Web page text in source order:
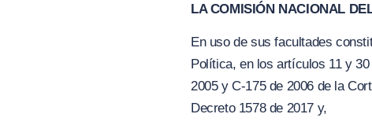
LA COMISIÓN NACIONAL
En uso de sus facultades
Política, en los artículos 11 y
2005 y C-175 de 2006 de la
Decreto 1578 de 2017 y,